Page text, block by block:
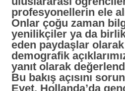
profesyonellerin ele
Onlar çoğu zaman bilgi
yenilikçiler ya da
eden paydaşlar
demografik
yanıt olarak
Bu bakış açısını
Evet, Hollanda’da